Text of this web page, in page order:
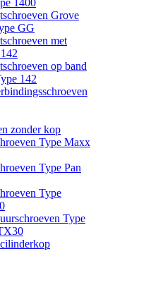
1400
Grove
GG
met
op band
142
zonder kop
Type Maxx
Type Pan
Type
Type